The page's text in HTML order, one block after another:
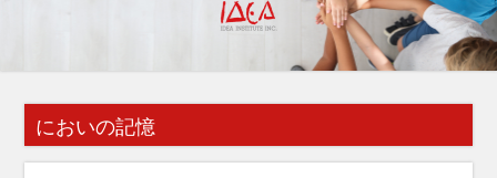
においの記憶